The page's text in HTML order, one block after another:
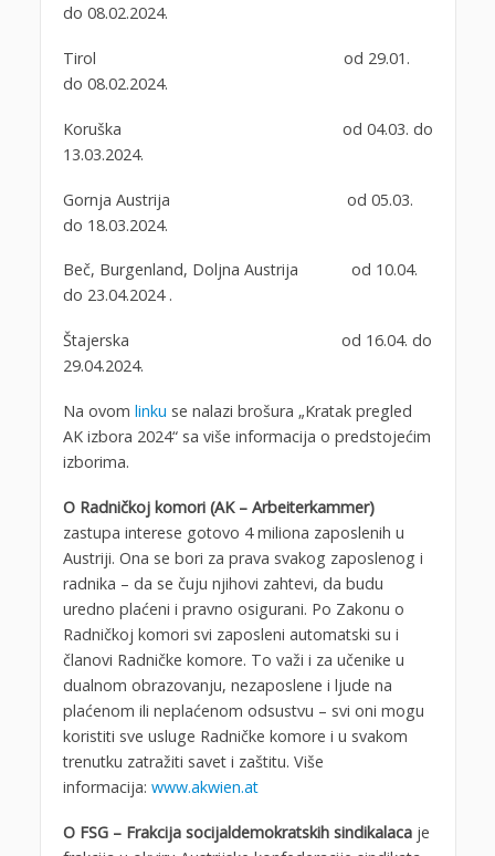
do 08.02.2024.
Tirol od 29.01.
do 08.02.2024.
Koruška od 04.03. do
13.03.2024.
Gornja Austrija od 05.03.
do 18.03.2024.
Beč, Burgenland, Doljna Austrija od 10.04.
do 23.04.2024 .
Štajerska od 16.04. do
29.04.2024.
Na ovom linku se nalazi brošura „Kratak pregled
AK izbora 2024“ sa više informacija o predstojećim
izborima.
O Radničkoj komori (AK – Arbeiterkammer)
zastupa interese gotovo 4 miliona zaposlenih u
Austriji. Ona se bori za prava svakog zaposlenog i
radnika – da se čuju njihovi zahtevi, da budu
uredno plaćeni i pravno osigurani. Po Zakonu o
Radničkoj komori svi zaposleni automatski su i
članovi Radničke komore. To važi i za učenike u
dualnom obrazovanju, nezaposlene i ljude na
plaćenom ili neplaćenom odsustvu – svi oni mogu
koristiti sve usluge Radničke komore i u svakom
trenutku zatražiti savet i zaštitu. Više
informacija: www.akwien.at
O FSG – Frakcija socijaldemokratskih sindikalacaje